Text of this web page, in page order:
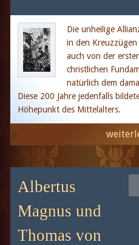
Die unheilige
in den
auch von der
christlichen
natürlich dem
Diese 200 Jahre jedenfalls
Höhepunkt des Mittelalters.
Albertus
Magnus und
Thomas von